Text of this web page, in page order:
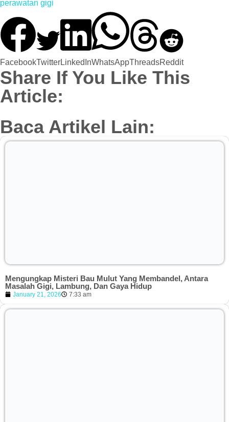
perawatan gigi
FacebookTwitterLinkedInWhatsAppThreadsReddit
Share If You Like This
Article:
Baca Artikel Lain:
Mengungkap Misteri Bau Mulut Yang Membandel, Antara
Masalah Gigi, Lambung, Dan Gaya Hidup
January 21, 2026 7:33 am